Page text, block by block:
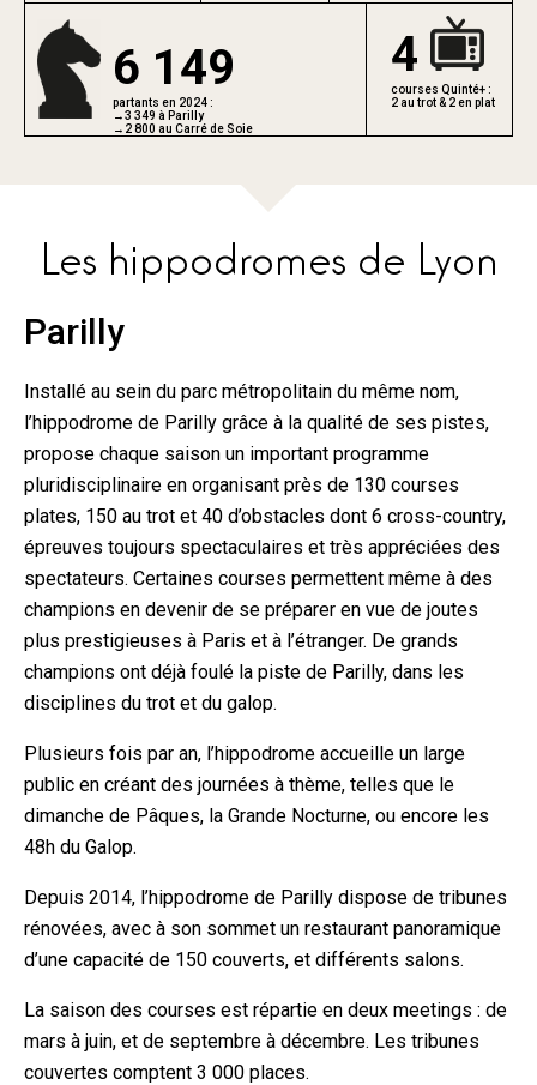
6 149
partants en 2024 :
→3 349 à Parilly
→2 800 au Carré de Soie
4
courses Quinté+ :
2 au trot & 2 en plat
Les hippodromes de Lyon
Parilly
Installé au sein du parc métropolitain du même nom,
l’hippodrome de Parilly grâce à la qualité de ses pistes,
propose chaque saison un important programme
pluridisciplinaire en organisant près de 130 courses
plates, 150 au trot et 40 d’obstacles dont 6 cross-country,
épreuves toujours spectaculaires et très appréciées des
spectateurs. Certaines courses permettent même à des
champions en devenir de se préparer en vue de joutes
plus prestigieuses à Paris et à l’étranger. De grands
champions ont déjà foulé la piste de Parilly, dans les
disciplines du trot et du galop.
Plusieurs fois par an, l’hippodrome accueille un large
public en créant des journées à thème, telles que le
dimanche de Pâques, la Grande Nocturne, ou encore les
48h du Galop.
Depuis 2014, l’hippodrome de Parilly dispose de tribunes
rénovées, avec à son sommet un restaurant panoramique
d’une capacité de 150 couverts, et différents salons.
La saison des courses est répartie en deux meetings : de
mars à juin, et de septembre à décembre. Les tribunes
couvertes comptent 3 000 places.